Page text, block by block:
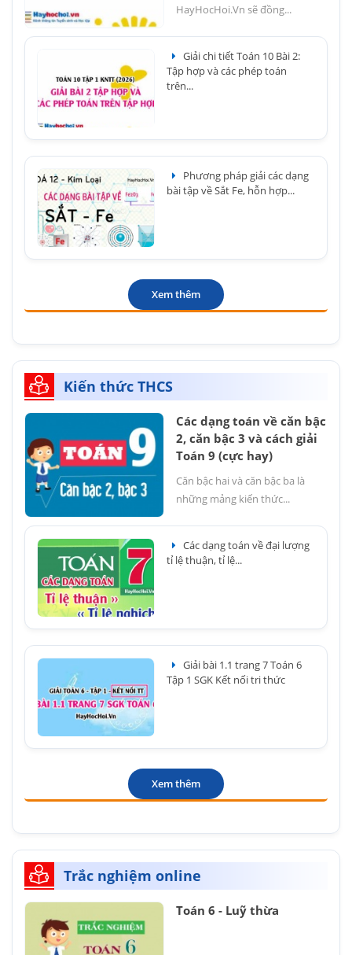
HayHocHoi.Vn sẽ đồng...
Giải chi tiết Toán 10 Bài 2:
Tập hợp và các phép toán
trên...
Phương pháp giải các dạng
bài tập về Sắt Fe, hỗn hợp...
Xem thêm
Kiến thức THCS
Các dạng toán về căn bậc
2, căn bậc 3 và cách giải
Toán 9 (cực hay)
Căn bậc hai và căn bậc ba là
những mảng kiến thức...
Các dạng toán về đại lượng
tỉ lệ thuận, tỉ lệ...
Giải bài 1.1 trang 7 Toán 6
Tập 1 SGK Kết nối tri thức
Xem thêm
Trắc nghiệm online
Toán 6 - Luỹ thừa